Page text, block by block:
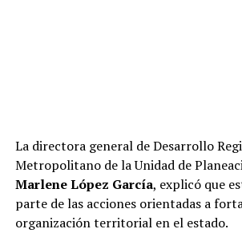
La directora general de Desarrollo
Metropolitano de la Unidad de
Marlene López García, explicó que
parte de las acciones orientadas a
organización territorial en el estado.